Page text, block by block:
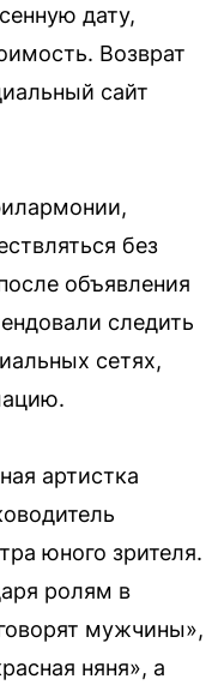
дату,
Возврат
сайт
без
объявления
следить
сетях,
артистка
юного зрителя.
ролям в
мужчины»,
няня», а